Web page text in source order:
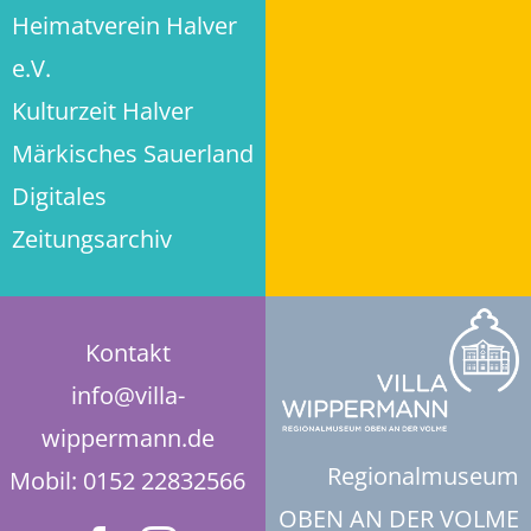
Heimatverein Halver
e.V.
Kulturzeit Halver
Märkisches Sauerland
Digitales
Zeitungsarchiv
Datenschutz
Privatsphäre-Einstellungen ändern
Historie der Privatsphäre-Einstellungen
Einwilligungen widerrufen
Kontakt
info@villa-
wippermann.de
Mobil: 0152 22832566
Regionalmuseum
OBEN AN DER VOLME